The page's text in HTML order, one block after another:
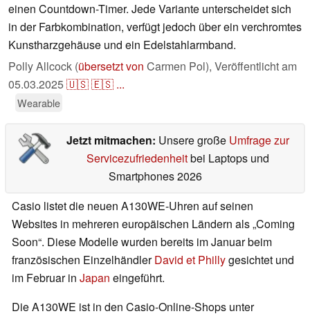
einen Countdown-Timer. Jede Variante unterscheidet sich
in der Farbkombination, verfügt jedoch über ein verchromtes
Kunstharzgehäuse und ein Edelstahlarmband.
Polly Allcock (übersetzt von Carmen Pol), Veröffentlicht am
05.03.2025🇺🇸🇪🇸 ...
Wearable
Jetzt mitmachen: Unsere große Umfrage zur
Servicezufriedenheitbei Laptops und
Smartphones 2026
Casio listet die neuen A130WE-Uhren auf seinen
Websites in mehreren europäischen Ländern als „Coming
Soon“. Diese Modelle wurden bereits im Januar beim
französischen EinzelhändlerDavid et Phillygesichtet und
im Februar in Japan eingeführt.
Die A130WE ist in den Casio-Online-Shops unter